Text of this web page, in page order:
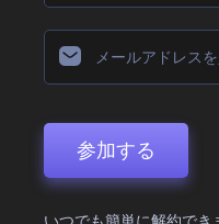
参加する